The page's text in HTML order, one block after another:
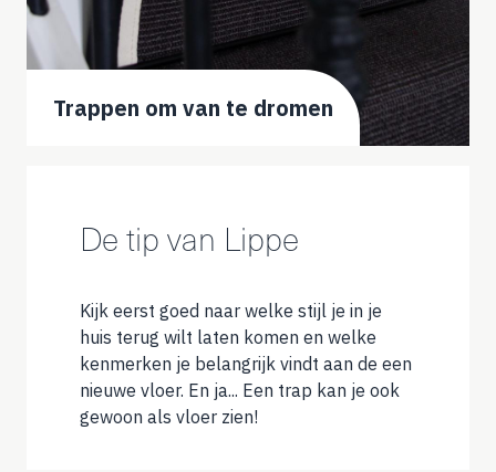
Trappen om van te dromen
De tip van Lippe
Kijk eerst goed naar welke stijl je in je
huis terug wilt laten komen en welke
kenmerken je belangrijk vindt aan de een
nieuwe vloer. En ja... Een trap kan je ook
gewoon als vloer zien!